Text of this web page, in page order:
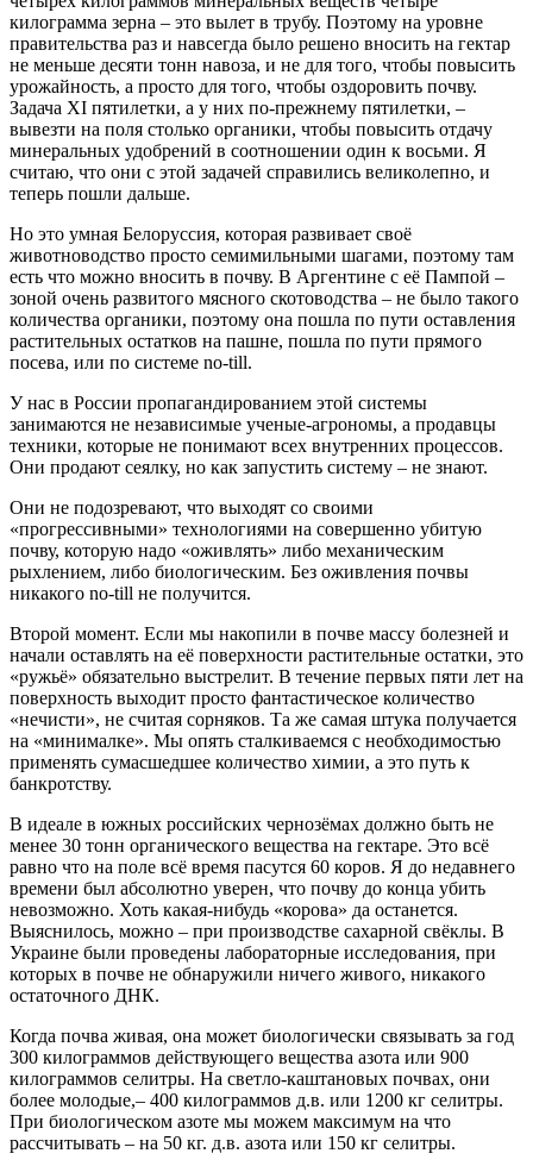
килограмма зерна – это вылет в трубу. Поэтому на уровне
правительства раз и навсегда было решено вносить на гектар
не меньше десяти тонн навоза, и не для того, чтобы повысить
урожайность, а просто для того, чтобы оздоровить почву.
Задача ХI пятилетки, а у них по-прежнему пятилетки, –
вывезти на поля столько органики, чтобы повысить отдачу
минеральных удобрений в соотношении один к восьми. Я
считаю, что они с этой задачей справились великолепно, и
теперь пошли дальше.
Но это умная Белоруссия, которая развивает своё
животноводство просто семимильными шагами, поэтому там
есть что можно вносить в почву. В Аргентине с её Пампой –
зоной очень развитого мясного скотоводства – не было такого
количества органики, поэтому она пошла по пути оставления
растительных остатков на пашне, пошла по пути прямого
посева, или по системе no-till.
У нас в России пропагандированием этой системы
занимаются не независимые ученые-агрономы, а продавцы
техники, которые не понимают всех внутренних процессов.
Они продают сеялку, но как запустить систему – не знают.
Они не подозревают, что выходят со своими
«прогрессивными» технологиями на совершенно убитую
почву, которую надо «оживлять» либо механическим
рыхлением, либо биологическим. Без оживления почвы
никакого no-till не получится.
Второй момент. Если мы накопили в почве массу болезней и
начали оставлять на её поверхности растительные остатки, это
«ружьё» обязательно выстрелит. В течение первых пяти лет на
поверхность выходит просто фантастическое количество
«нечисти», не считая сорняков. Та же самая штука получается
на «минималке». Мы опять сталкиваемся с необходимостью
применять сумасшедшее количество химии, а это путь к
банкротству.
В идеале в южных российских чернозёмах должно быть не
менее 30 тонн органического вещества на гектаре. Это всё
равно что на поле всё время пасутся 60 коров. Я до недавнего
времени был абсолютно уверен, что почву до конца убить
невозможно. Хоть какая-нибудь «корова» да останется.
Выяснилось, можно – при производстве сахарной свёклы. В
Украине были проведены лабораторные исследования, при
которых в почве не обнаружили ничего живого, никакого
остаточного ДНК.
Когда почва живая, она может биологически связывать за год
300 килограммов действующего вещества азота или 900
килограммов селитры. На светло-каштановых почвах, они
более молодые,– 400 килограммов д.в. или 1200 кг селитры.
При биологическом азоте мы можем максимум на что
рассчитывать – на 50 кг. д.в. азота или 150 кг селитры.